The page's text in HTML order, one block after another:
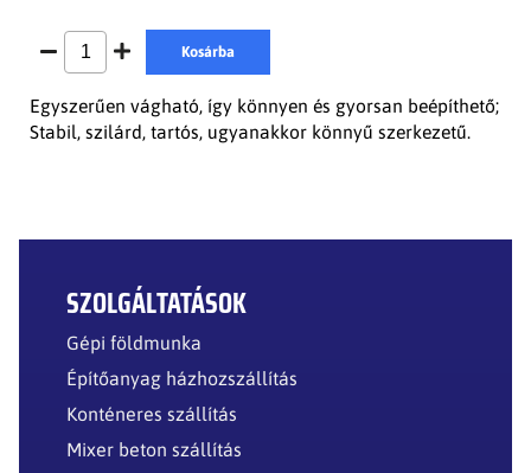
Kosárba
Egyszerűen vágható, így könnyen és gyorsan beépíthető;
Stabil, szilárd, tartós, ugyanakkor könnyű szerkezetű.
SZOLGÁLTATÁSOK
Gépi földmunka
Építőanyag házhozszállítás
Konténeres szállítás
Mixer beton szállítás